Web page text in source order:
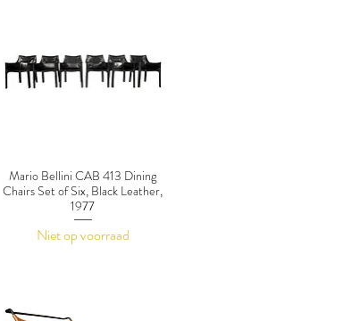
Mario Bellini CAB 413 Dining
Chairs Set of Six, Black Leather,
1977
Niet op voorraad